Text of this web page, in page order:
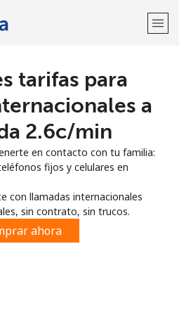
con
o
tarifas para
a
⁦2.6c⁩/min
en contacto con tu familia:
fijos y celulares en
con llamadas internacionales
sin contrato, sin trucos.
ahora